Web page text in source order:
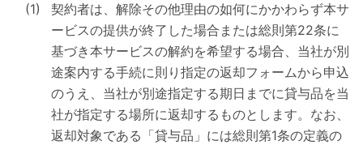
契約者は、解除その他理由の如何にかかわらず本サ
ービスの提供が終了した場合または総則第22条に
基づき本サービスの解約を希望する場合、当社が別
途案内する手続に則り指定の返却フォームから申込
のうえ、当社が別途指定する期日までに貸与品を当
社が指定する場所に返却するものとします。なお、
返却対象である「貸与品」には総則第1条の定義の